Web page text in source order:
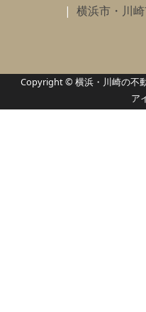
横浜市・川
Copyright © 横浜・川崎の不
ア